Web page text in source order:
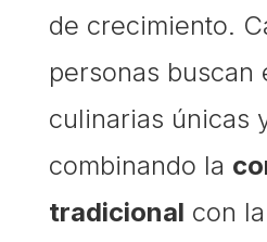
de crecimiento.
personas buscan
culinarias únicas
combinando la
tradicional con